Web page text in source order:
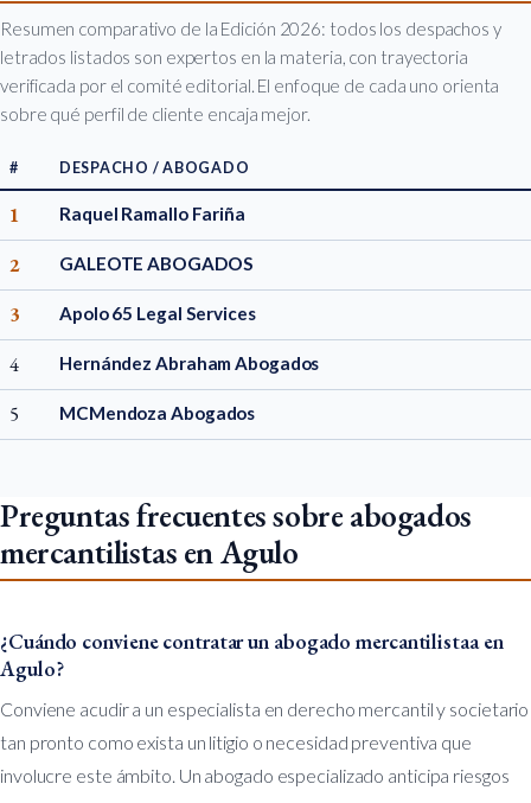
Resumen comparativo de la Edición 2026: todos los despachos y
letrados listados son expertos en la materia, con trayectoria
verificada por el comité editorial. El enfoque de cada uno orienta
sobre qué perfil de cliente encaja mejor.
# DESPACHO / ABOGADO
1 Raquel Ramallo Fariña
2 GALEOTE ABOGADOS
3 Apolo 65 Legal Services
4 Hernández Abraham Abogados
5 MCMendoza Abogados
Preguntas frecuentes sobre abogados
mercantilistas en Agulo
¿Cuándo conviene contratar un abogado mercantilistaa en
Agulo?
Conviene acudir a un especialista en derecho mercantil y societario
tan pronto como exista un litigio o necesidad preventiva que
involucre este ámbito. Un abogado especializado anticipa riesgos